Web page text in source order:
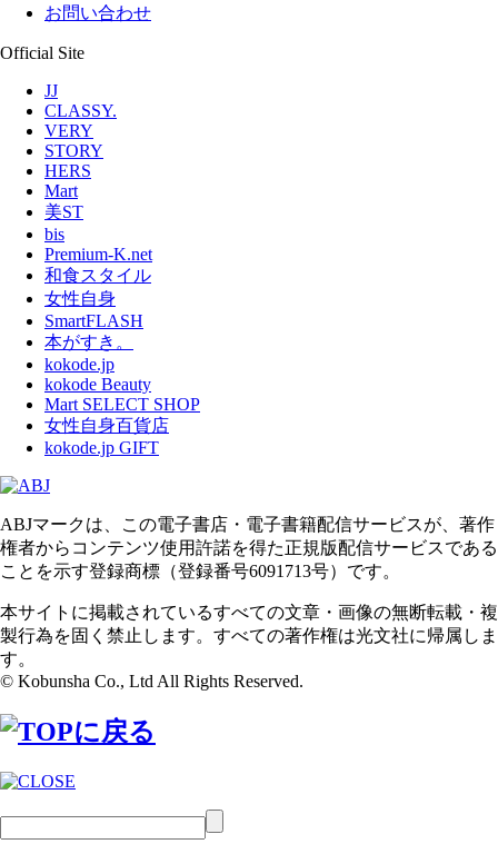
お問い合わせ
Official Site
JJ
CLASSY.
VERY
STORY
HERS
Mart
美ST
bis
Premium-K.net
和食スタイル
女性自身
SmartFLASH
本がすき。
kokode.jp
kokode Beauty
Mart SELECT SHOP
女性自身百貨店
kokode.jp GIFT
ABJマークは、この電子書店・電子書籍配信サービスが、著作
権者からコンテンツ使用許諾を得た正規版配信サービスである
ことを示す登録商標（登録番号6091713号）です。
本サイトに掲載されているすべての文章・画像の無断転載・複
製行為を固く禁止します。すべての著作権は光文社に帰属しま
す。
© Kobunsha Co., Ltd All Rights Reserved.